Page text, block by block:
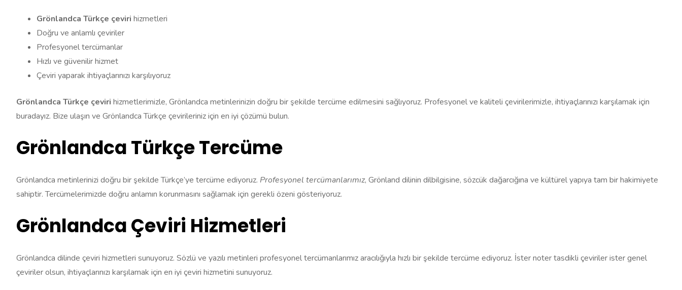
Grönlandca Türkçe çeviri hizmetleri
Doğru ve anlamlı çeviriler
Profesyonel tercümanlar
Hızlı ve güvenilir hizmet
Çeviri yaparak ihtiyaçlarınızı karşılıyoruz
Grönlandca Türkçe çeviri hizmetlerimizle, Grönlandca metinlerinizin doğru bir şekilde tercüme edilmesini sağlıyoruz. Profesyonel ve kaliteli çevirilerimizle, ihtiyaçlarınızı karşılamak için
buradayız. Bize ulaşın ve Grönlandca Türkçe çevirileriniz için en iyi çözümü bulun.
Grönlandca Türkçe Tercüme
Grönlandca metinlerinizi doğru bir şekilde Türkçe’ye tercüme ediyoruz. Profesyonel tercümanlarımız, Grönland dilinin dilbilgisine, sözcük dağarcığına ve kültürel yapıya tam bir hakimiyete
sahiptir. Tercümelerimizde doğru anlamın korunmasını sağlamak için gerekli özeni gösteriyoruz.
Grönlandca Çeviri Hizmetleri
Grönlandca dilinde çeviri hizmetleri sunuyoruz. Sözlü ve yazılı metinleri profesyonel tercümanlarımız aracılığıyla hızlı bir şekilde tercüme ediyoruz. İster noter tasdikli çeviriler ister genel
çeviriler olsun, ihtiyaçlarınızı karşılamak için en iyi çeviri hizmetini sunuyoruz.